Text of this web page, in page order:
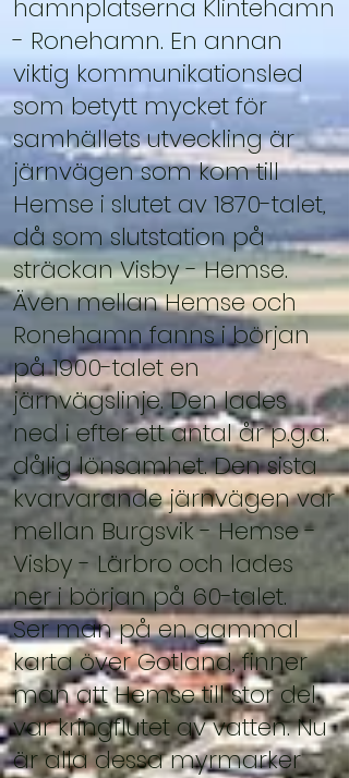
hamnplatserna Klintehamn
- Ronehamn. En annan
viktig kommunikationsled
som betytt mycket för
samhällets utveckling är
järnvägen som kom till
Hemse i slutet av 1870-talet,
då som slutstation på
sträckan Visby - Hemse.
Även mellan Hemse och
Ronehamn fanns i början
på 1900-talet en
järnvägslinje. Den lades
ned i efter ett antal år p.g.a.
dålig lönsamhet. Den sista
kvarvarande järnvägen var
mellan Burgsvik - Hemse -
Visby - Lärbro och lades
ner i början på 60-talet.
Ser man på en gammal
karta över Gotland, finner
man att Hemse till stor del
var kringflutet av vatten. Nu
är alla dessa myrmarker